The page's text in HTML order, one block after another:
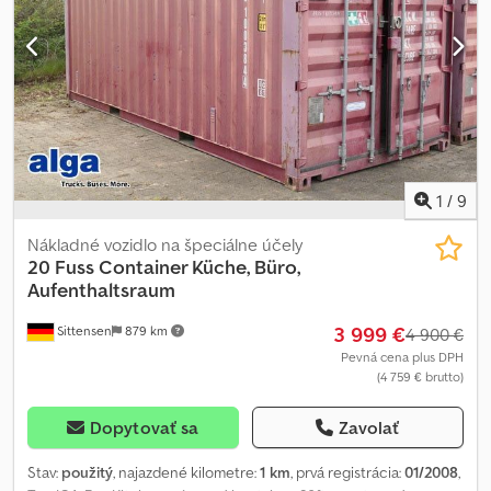
Kontaktujte nás!
1 / 9
Sittensen 879 km
Nákladné vozidlo na špeciálne účely
20 Fuss Container Küche, Büro,
Aufenthaltsraum
3 999 €4 900 €
Pevná cena plus DPH
(4 759 € brutto)
Dopytovať sa Zavolať
Stav: použitý, najazdené kilometre:1 km, prvá registrácia:01/2008,